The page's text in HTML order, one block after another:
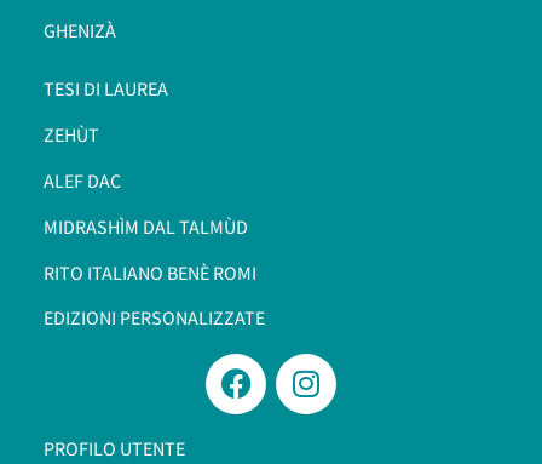
GHENIZÀ
TESI DI LAUREA
ZEHÙT
ALEF DAC
MIDRASHÌM DAL TALMÙD
RITO ITALIANO BENÈ ROMI​
EDIZIONI PERSONALIZZATE
PROFILO UTENTE